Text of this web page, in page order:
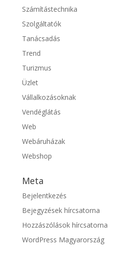
Számítástechnika
Szolgáltatók
Tanácsadás
Trend
Turizmus
Üzlet
Vállalkozásoknak
Vendéglátás
Web
Webáruházak
Webshop
Meta
Bejelentkezés
Bejegyzések hírcsatorna
Hozzászólások hírcsatorna
WordPress Magyarország